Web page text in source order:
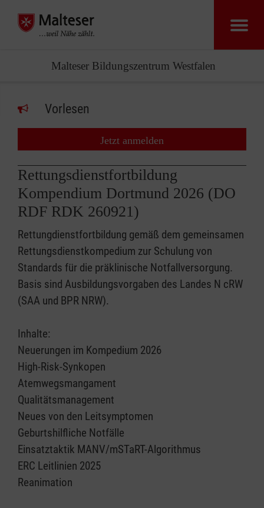
Malteser Bildungszentrum Westfalen
Vorlesen
Jetzt anmelden
Rettungsdienstfortbildung
Kompendium Dortmund 2026 (DO
RDF RDK 260921)
Rettungdienstfortbildung gemäß dem gemeinsamen
Rettungsdienstkompedium zur Schulung von
Standards für die präklinische Notfallversorgung.
Basis sind Ausbildungsvorgaben des Landes N cRW
(SAA und BPR NRW).
Inhalte:
Neuerungen im Kompedium 2026
High-Risk-Synkopen
Atemwegsmangament
Qualitätsmanagement
Neues von den Leitsymptomen
Geburtshilfliche Notfälle
Einsatztaktik MANV/mSTaRT-Algorithmus
ERC Leitlinien 2025
Reanimation